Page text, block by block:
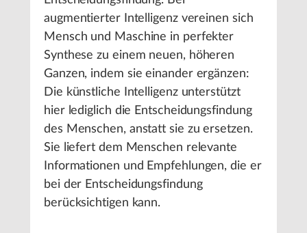
augmentierter Intelligenz vereinen sich
Mensch und Maschine in perfekter
Synthese zu einem neuen, höheren
Ganzen, indem sie einander ergänzen:
Die künstliche Intelligenz unterstützt
hier lediglich die Entscheidungsfindung
des Menschen, anstatt sie zu ersetzen.
Sie liefert dem Menschen relevante
Informationen und Empfehlungen, die er
bei der Entscheidungsfindung
berücksichtigen kann.